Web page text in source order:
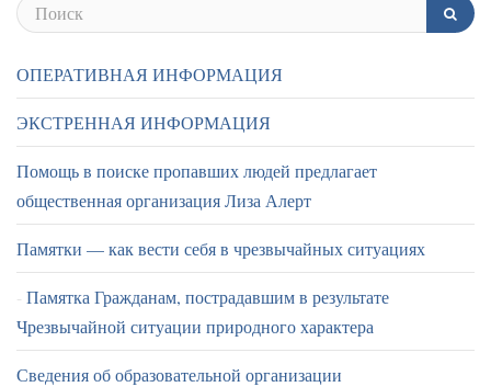
ОПЕРАТИВНАЯ ИНФОРМАЦИЯ
ЭКСТРЕННАЯ ИНФОРМАЦИЯ
Помощь в поиске пропавших людей предлагает
общественная организация Лиза Алерт
Памятки — как вести себя в чрезвычайных ситуациях
Памятка Гражданам, пострадавшим в результате
Чрезвычайной ситуации природного характера
Сведения об образовательной организации